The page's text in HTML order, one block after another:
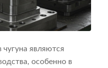
являются
особенно в